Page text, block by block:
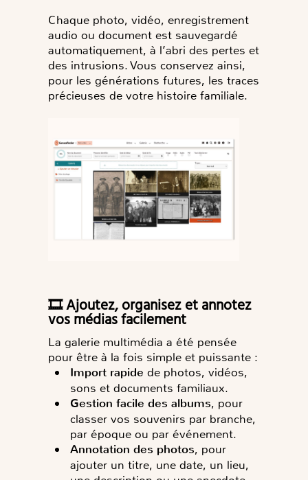
Chaque photo, vidéo, enregistrement
audio ou document est sauvegardé
automatiquement, à l’abri des pertes et
des intrusions. Vous conservez ainsi,
pour les générations futures, les traces
précieuses de votre histoire familiale.
🎞️ Ajoutez, organisez et annotez
vos médias facilement
La galerie multimédia a été pensée
pour être à la fois simple et puissante :
Import rapide de photos, vidéos,
sons et documents familiaux.
Gestion facile des albums, pour
classer vos souvenirs par branche,
par époque ou par événement.
Annotation des photos, pour
ajouter un titre, une date, un lieu,